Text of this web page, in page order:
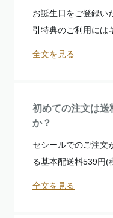
お誕生日をご登録い
引特典のご利用には
全文を見る
初めての注文は送
か？
セシールでのご注文
る基本配送料539円(
全文を見る